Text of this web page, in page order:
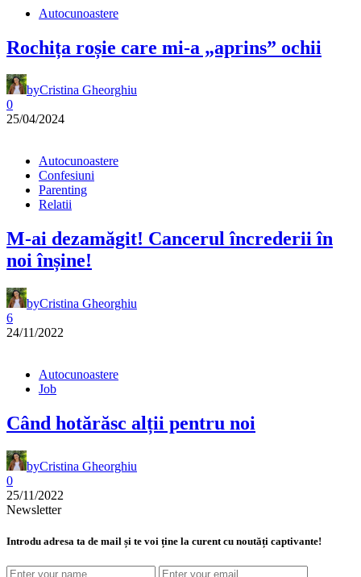
Autocunoastere
Rochița roșie care mi-a „aprins” ochii
byCristina Gheorghiu
0
25/04/2024
Autocunoastere
Confesiuni
Parenting
Relatii
M-ai dezamăgit! Cancerul încrederii în
noi înșine!
byCristina Gheorghiu
6
24/11/2022
Autocunoastere
Job
Când hotărăsc alții pentru noi
byCristina Gheorghiu
0
25/11/2022
Newsletter
Introdu adresa ta de mail și te voi ține la curent cu noutăți captivante!